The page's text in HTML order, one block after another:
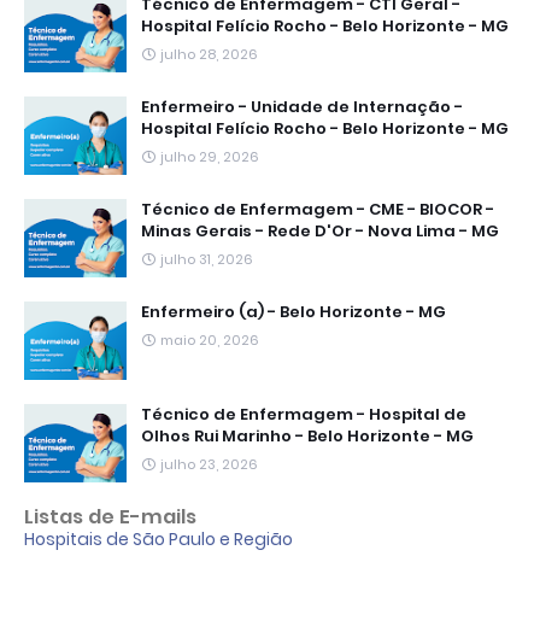
Hospital Felício Rocho - Belo Horizonte - MG
julho 28, 2026
Enfermeiro - Unidade de Internação -
Hospital Felício Rocho - Belo Horizonte - MG
julho 29, 2026
Técnico de Enfermagem - CME - BIOCOR -
Minas Gerais - Rede D'Or - Nova Lima - MG
julho 31, 2026
Enfermeiro (a) - Belo Horizonte - MG
maio 20, 2026
Técnico de Enfermagem - Hospital de
Olhos Rui Marinho - Belo Horizonte - MG
julho 23, 2026
Listas de E-mails
Hospitais de São Paulo e Região